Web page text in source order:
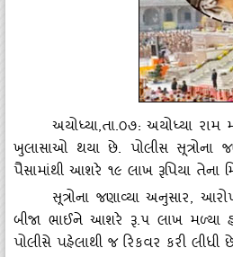
અયોધ્‍યા,તા.૦૭: અયોધ્‍યા રામ
ખુલાસાઓ થયા છે. પોલીસ સૂત્રોના
પૈસામાંથી આશરે ૧૯ લાખ રૂપિયા તેના
સૂત્રોના જણાવ્‍યા અનુસાર,
બીજા ભાઈને આશરે રૂ.૫ લાખ મળ્‍યા
પોલીસે પહેલાથી જ રિકવર કરી લીધી